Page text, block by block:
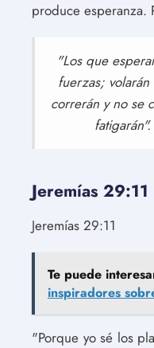
produce esperanza.
"Los que
fuerzas;
correrán y no se
Jeremías 29:11
Jeremías 29:11
Te puede
inspiradores
"Porque yo sé los